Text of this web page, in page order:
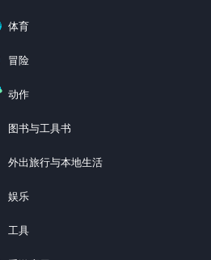
体育
冒险
动作
图书与工具书
外出旅行与本地生活
娱乐
工具